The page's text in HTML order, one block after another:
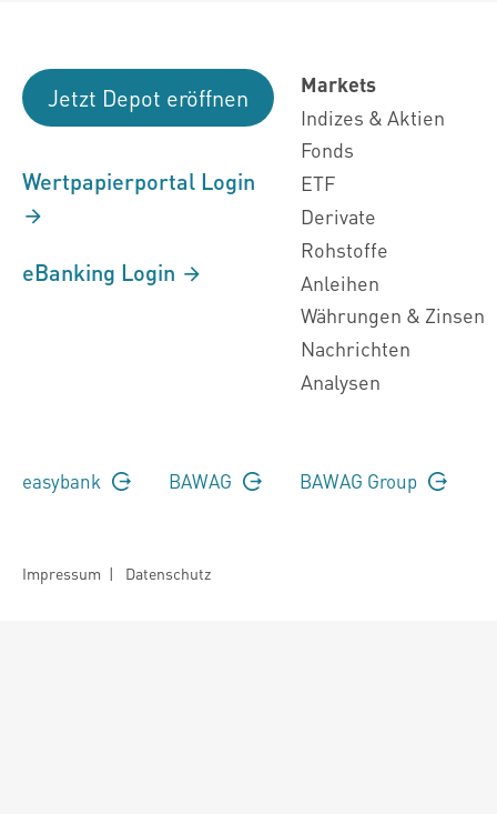
Jetzt Depot eröffnen
Wertpapierportal Login
eBanking Login
Markets
Indizes & Aktien
Fonds
ETF
Derivate
Rohstoffe
Anleihen
Währungen & Zinsen
Nachrichten
Analysen
easybank BAWAG BAWAG Group
Impressum | Datenschutz